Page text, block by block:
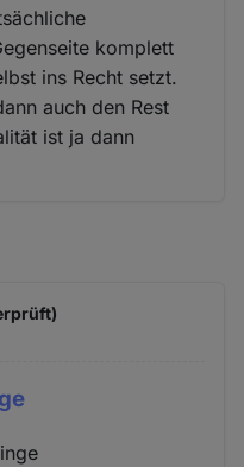
komplett
ins Recht setzt.
auch den Rest
ist ja dann